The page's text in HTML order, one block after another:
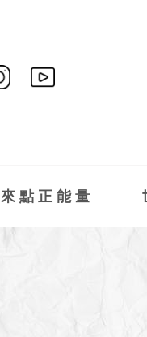
來點正能量